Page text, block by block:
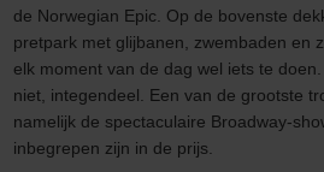
de Norwegian Epic. Op de bovenste
pretpark met glijbanen, zwembaden en
elk moment van de dag wel iets te
niet, integendeel. Een van de grootste
namelijk de spectaculaire Broadway-
inbegrepen zijn in de prijs.